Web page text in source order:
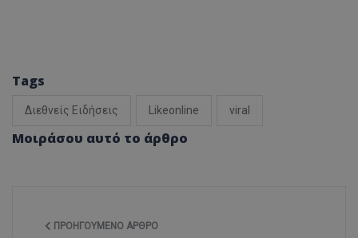
Tags
Διεθνείς Ειδήσεις Likeonline viral
Μοιράσου αυτό το άρθρο
ΠΡΟΗΓΟΎΜΕΝΟ ΆΡΘΡΟ